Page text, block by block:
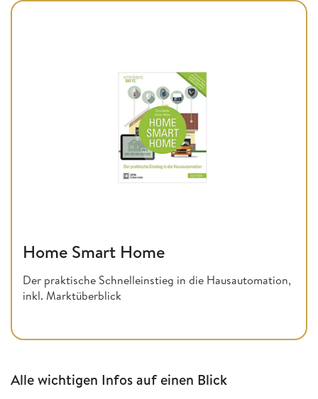
Home Smart Home
Der praktische Schnelleinstieg in die Hausautomation,
inkl. Marktüberblick
Alle wichtigen Infos auf einen Blick